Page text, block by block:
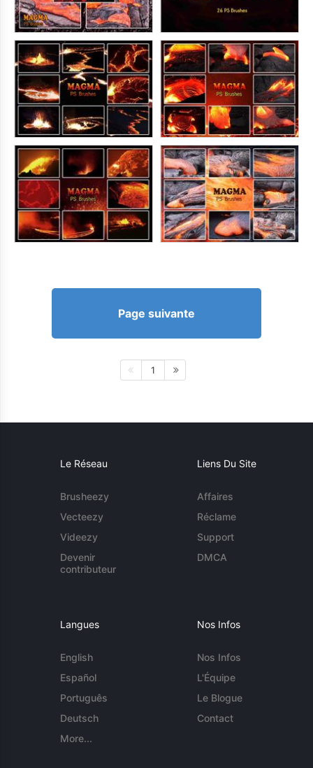
Page suivante
1
Le Réseau
Brusheezy
Vecteezy
Videezy
Devenir
contributeur
Liens Du Site
Affaires
Réclame
Support
DMCA
Langues
English
Español
Português
Deutsch
More...
Nos Infos
Nos Infos
L'Équipe
Le Blogue
Contact